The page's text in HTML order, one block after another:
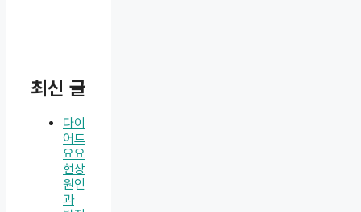
최신 글
다이
어트
요요
현상
원인
과